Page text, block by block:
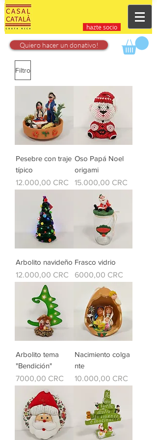
hazte socio
Quiero hacer un donativo!
Filtro
Pesebre con traje
típico
Precio
12.000,00 CRC
Oso Papá Noel
origami
Precio
15.000,00 CRC
Arbolito navideño
Precio
12.000,00 CRC
Frasco vidrio
Precio
6000,00 CRC
Arbolito tema
"Bendición"
Precio
7000,00 CRC
Nacimiento colga
nte
Precio
10.000,00 CRC